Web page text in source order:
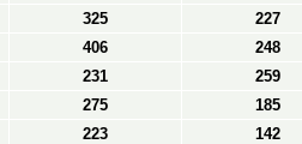
325 227
406 248
231 259
275 185
223 142